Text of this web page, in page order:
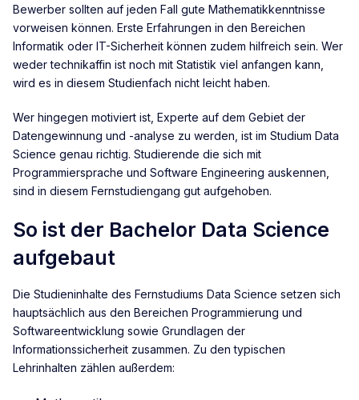
Bewerber sollten auf jeden Fall gute Mathematikkenntnisse
vorweisen können. Erste Erfahrungen in den Bereichen
Informatik oder IT-Sicherheit können zudem hilfreich sein. Wer
weder technikaffin ist noch mit Statistik viel anfangen kann,
wird es in diesem Studienfach nicht leicht haben.
Wer hingegen motiviert ist, Experte auf dem Gebiet der
Datengewinnung und -analyse zu werden, ist im Studium Data
Science genau richtig. Studierende die sich mit
Programmiersprache und Software Engineering auskennen,
sind in diesem Fernstudiengang gut aufgehoben.
So ist der Bachelor Data Science
aufgebaut
Die Studieninhalte des Fernstudiums Data Science setzen sich
hauptsächlich aus den Bereichen Programmierung und
Softwareentwicklung sowie Grundlagen der
Informationssicherheit zusammen. Zu den typischen
Lehrinhalten zählen außerdem: